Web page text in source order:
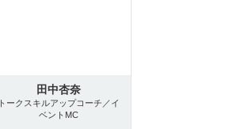
田中杏奈
トークスキルアップコーチ／イ
ベントMC